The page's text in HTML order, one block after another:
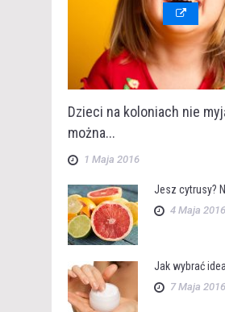
Dzieci na koloniach nie
można...
1 Maja 2016
Jesz cytrusy?
4 Maja 2016
Jak wybrać
7 Maja 2016